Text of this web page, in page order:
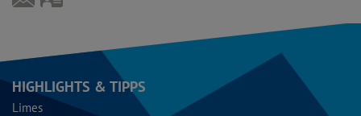
HIGHLIGHTS & TIPPS
Limes